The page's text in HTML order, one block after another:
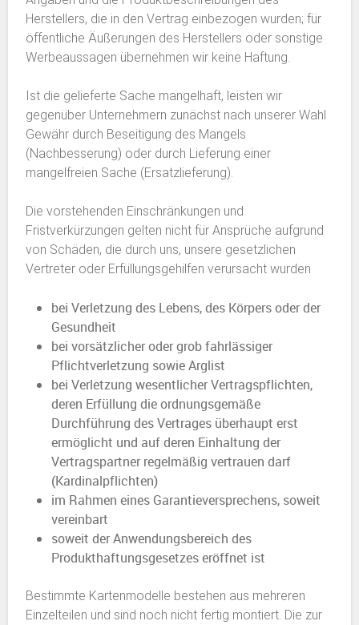
Herstellers, die in den Vertrag einbezogen wurden; für
öffentliche Äußerungen des Herstellers oder sonstige
Werbeaussagen übernehmen wir keine Haftung.
Ist die gelieferte Sache mangelhaft, leisten wir
gegenüber Unternehmern zunächst nach unserer Wahl
Gewähr durch Beseitigung des Mangels
(Nachbesserung) oder durch Lieferung einer
mangelfreien Sache (Ersatzlieferung).
Die vorstehenden Einschränkungen und
Fristverkürzungen gelten nicht für Ansprüche aufgrund
von Schäden, die durch uns, unsere gesetzlichen
Vertreter oder Erfüllungsgehilfen verursacht wurden
bei Verletzung des Lebens, des Körpers oder der
Gesundheit
bei vorsätzlicher oder grob fahrlässiger
Pflichtverletzung sowie Arglist
bei Verletzung wesentlicher Vertragspflichten,
deren Erfüllung die ordnungsgemäße
Durchführung des Vertrages überhaupt erst
ermöglicht und auf deren Einhaltung der
Vertragspartner regelmäßig vertrauen darf
(Kardinalpflichten)
im Rahmen eines Garantieversprechens, soweit
vereinbart
soweit der Anwendungsbereich des
Produkthaftungsgesetzes eröffnet ist
Bestimmte Kartenmodelle bestehen aus mehreren
Einzelteilen und sind noch nicht fertig montiert. Die zur